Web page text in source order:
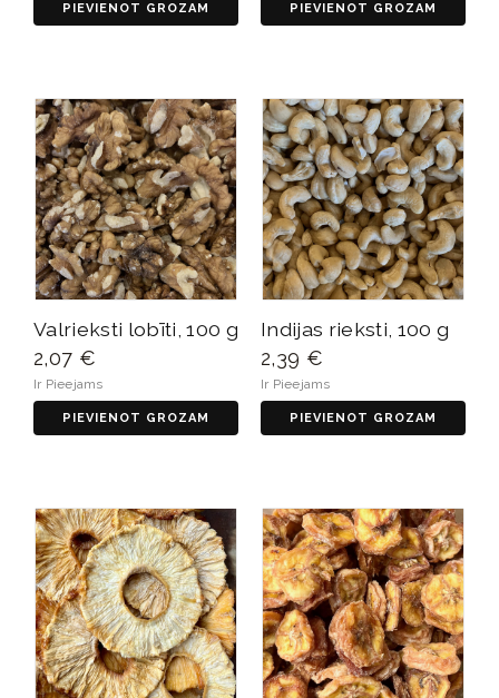
PIEVIENOT GROZAM PIEVIENOT GROZAM
Valrieksti lobīti, 100 g
2,07 €
Ir Pieejams
PIEVIENOT GROZAM
Indijas rieksti, 100 g
2,39 €
Ir Pieejams
PIEVIENOT GROZAM